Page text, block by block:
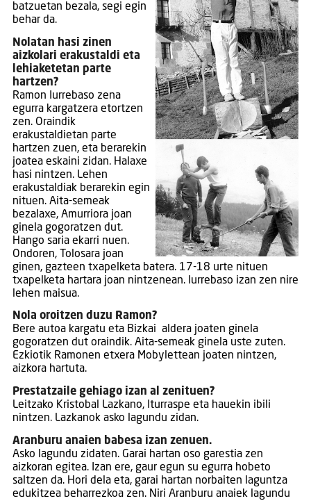
batzuetan bezala, segi egin
behar da.
Nolatan hasi zinen
aizkolari erakustaldi eta
lehiaketetan parte
hartzen?
Ramon Iurrebaso zena
egurra kargatzera etortzen
zen. Oraindik
erakustaldietan parte
hartzen zuen, eta berarekin
joatea eskaini zidan. Halaxe
hasi nintzen. Lehen
erakustaldiak berarekin egin
nituen. Aita-semeak
bezalaxe, Amurriora joan
ginela gogoratzen dut.
Hango saria ekarri nuen.
Ondoren, Tolosara joan
ginen, gazteen txapelketa batera. 17-18 urte nituen
txapelketa hartara joan nintzenean. Iurrebaso izan zen nire
lehen maisua.
Nola oroitzen duzu Ramon?
Bere autoa kargatu eta Bizkai aldera joaten ginela
gogoratzen dut oraindik. Aita-semeak ginela uste zuten.
Ezkiotik Ramonen etxera Mobylettean joaten nintzen,
aizkora hartuta.
Prestatzaile gehiago izan al zenituen?
Leitzako Kristobal Lazkano, Iturraspe eta hauekin ibili
nintzen. Lazkanok asko lagundu zidan.
Aranburu anaien babesa izan zenuen.
Asko lagundu zidaten. Garai hartan oso garestia zen
aizkoran egitea. Izan ere, gaur egun su egurra hobeto
saltzen da. Hori dela eta, garai hartan norbaiten laguntza
edukitzea beharrezkoa zen. Niri Aranburu anaiek lagundu